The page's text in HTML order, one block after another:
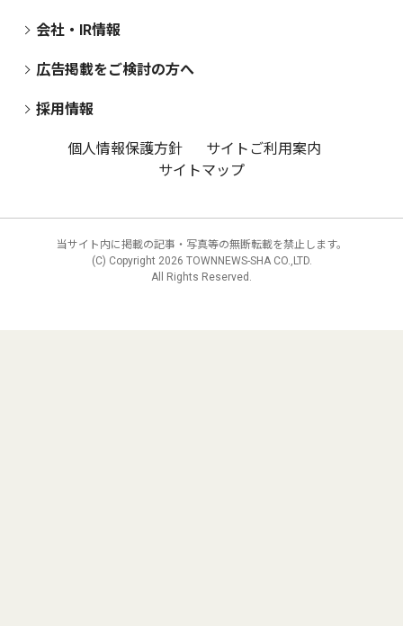
会社・IR情報
広告掲載をご検討の方へ
採用情報
個人情報保護方針
サイトご利用案内
サイトマップ
当サイト内に掲載の記事・写真等の無断転載を禁止します。
(C) Copyright 2026 TOWNNEWS-SHA CO.,LTD.
All Rights Reserved.